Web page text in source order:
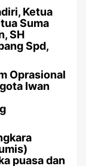
Ketua
Suma
SH
Spd,
Oprasional
Iwan
puasa dan